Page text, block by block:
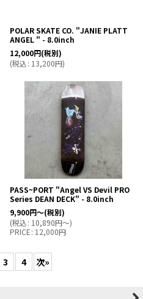
POLAR SKATE CO. "JANIE PLATT
ANGEL " - 8.0inch
12,000円(税別)
(税込: 13,200円)
PASS~PORT "Angel VS Devil PRO
Series DEAN DECK" - 8.0inch
9,900円～(税別)
(税込: 10,890円～)
PRICE: 12,000円
3 4 次»